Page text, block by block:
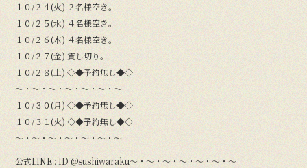
１０/２４(火) ２名様空き。
１０/２５(水) ４名様空き。
１０/２６(木) ４名様空き。
１０/２７(金) 貸し切り。
１０/２８(土) ◇◆予約無し◆◇
〜・〜・〜・〜・〜・〜・〜
１０/３０(月) ◇◆予約無し◆◇
１０/３１(火) ◇◆予約無し◆◇
〜・〜・〜・〜・〜・〜・〜
公式LINE : ID @sushiwaraku〜・〜・〜・〜・〜・〜・〜